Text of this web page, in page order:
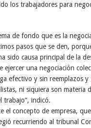
los trabajadores para
de fondo que es la
pasos que se den,
sido causa principal de la
una negociación
efectivo y sin reemplazos y
ni siquiera son materia
trabajo”, indicó.
el concepto de empresa,
recurriendo al tribunal